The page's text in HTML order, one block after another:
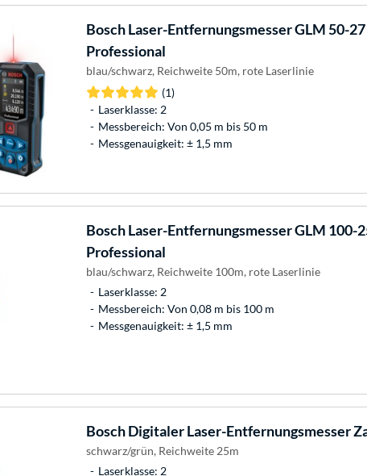
BoschLaser-Entfernungsmesser GLM 50-27
Professional
blau/schwarz, Reichweite 50m, rote Laserlinie
(1)
Laserklasse: 2
Messbereich: Von 0,05 m bis 50 m
Messgenauigkeit: ± 1,5 mm
BoschLaser-Entfernungsmesser GLM 100-
Professional
blau/schwarz, Reichweite 100m, rote Laserlinie
Laserklasse: 2
Messbereich: Von 0,08 m bis 100 m
Messgenauigkeit: ± 1,5 mm
BoschDigitaler Laser-Entfernungsmesser
schwarz/grün, Reichweite 25m
Laserklasse: 2